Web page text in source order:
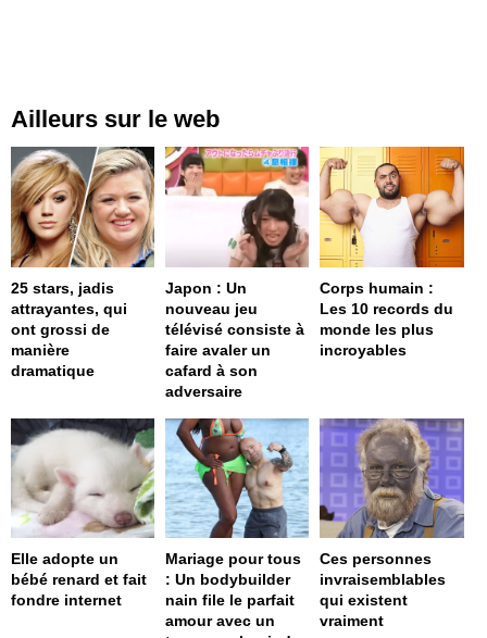
Ailleurs sur le web
25 stars, jadis
attrayantes, qui
ont grossi de
manière
dramatique
Japon : Un
nouveau jeu
télévisé consiste à
faire avaler un
cafard à son
adversaire
Corps humain :
Les 10 records du
monde les plus
incroyables
Elle adopte un
bébé renard et fait
fondre internet
Mariage pour tous
: Un bodybuilder
nain file le parfait
amour avec un
Ces personnes
invraisemblables
qui existent
vraiment